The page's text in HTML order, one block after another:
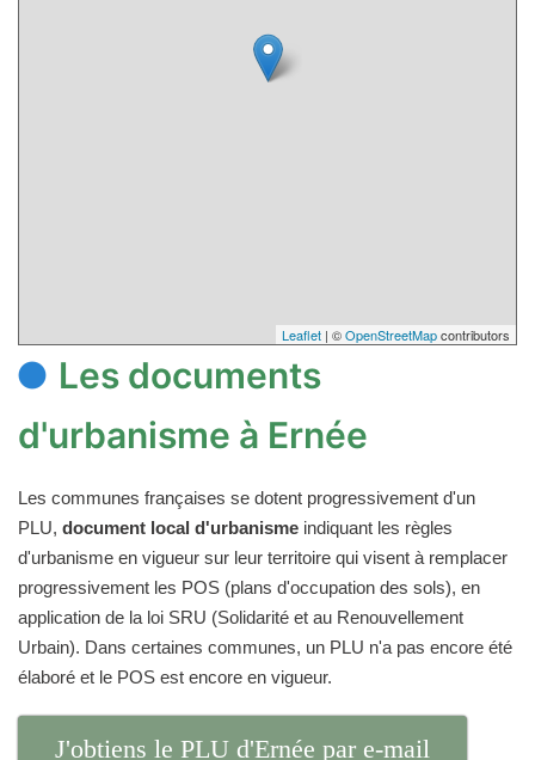
Leaflet | ©OpenStreetMapcontributors
Les documents
d'urbanisme à Ernée
Les communes françaises se dotent progressivement d'un
PLU, document local d'urbanisme indiquant les règles
d'urbanisme en vigueur sur leur territoire qui visent à remplacer
progressivement les POS (plans d'occupation des sols), en
application de la loi SRU (Solidarité et au Renouvellement
Urbain). Dans certaines communes, un PLU n'a pas encore été
élaboré et le POS est encore en vigueur.
J'obtiens le PLU d'Ernée par e-mail